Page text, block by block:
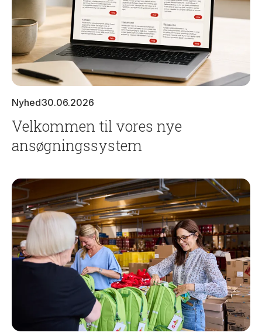
Nyhed30.06.2026
Velkommen til vores nye
ansøgningssystem